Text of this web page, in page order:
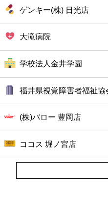
ゲンキー(株) 日光店
大滝病院
学校法人金井学園
福井県視覚障害者福祉
(株)バロー 豊岡店
ココス 堀ノ宮店